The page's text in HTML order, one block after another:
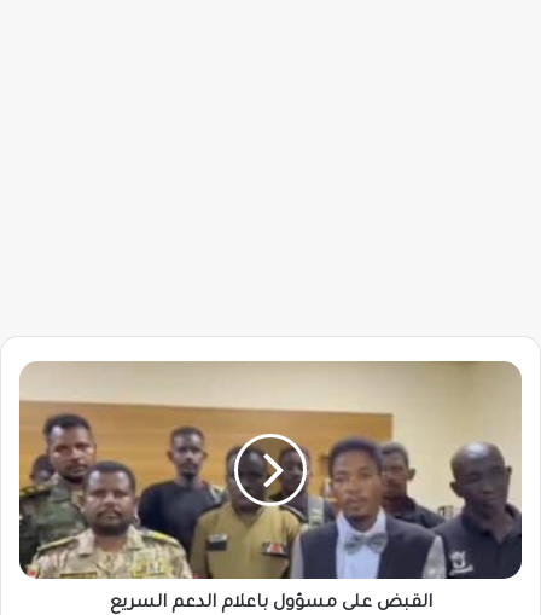
القبض
باعلام
الدعم
السريع
القبض على مسؤول باعلام الدعم السريع